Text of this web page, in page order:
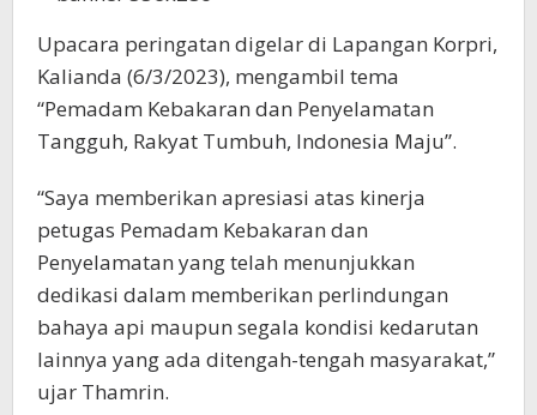
Upacara peringatan digelar di Lapangan Korpri,
Kalianda (6/3/2023), mengambil tema
“Pemadam Kebakaran dan Penyelamatan
Tangguh, Rakyat Tumbuh, Indonesia Maju”.
“Saya memberikan apresiasi atas kinerja
petugas Pemadam Kebakaran dan
Penyelamatan yang telah menunjukkan
dedikasi dalam memberikan perlindungan
bahaya api maupun segala kondisi kedarutan
lainnya yang ada ditengah-tengah masyarakat,”
ujar Thamrin.